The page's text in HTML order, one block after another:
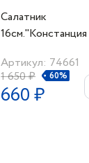
Салатник
16см."Констанция
Артикул: 74661
1 650 ₽
60%
660 ₽